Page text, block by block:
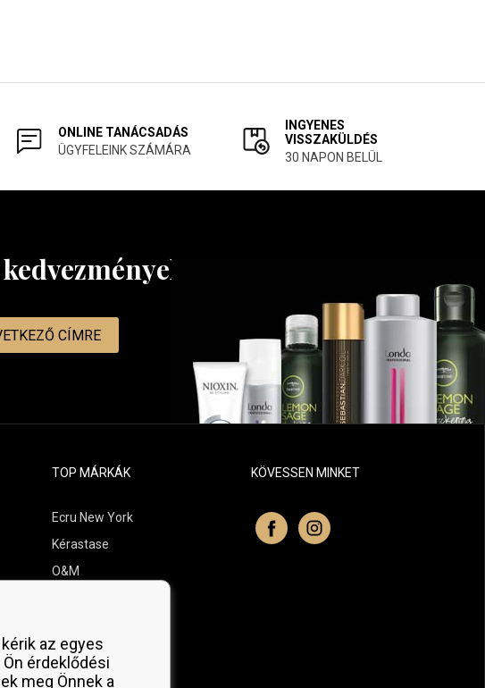
ONLINE TANÁCSADÁS
ÜGYFELEINK SZÁMÁRA
INGYENES
VISSZAKÜLDÉS
30 NAPON BELÜL
CÍMRE
TOP MÁRKÁK
Ecru New York
Kérastase
O&M
Zenz Organic
KÖVESSEN MINKET
az egyes
érdeklődési
meg Önnek a